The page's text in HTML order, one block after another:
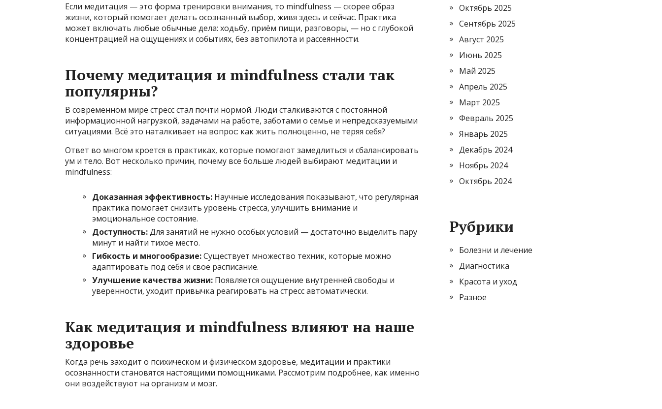
Если медитация — это форма тренировки внимания, то mindfulness — скорее образ
жизни, который помогает делать осознанный выбор, живя здесь и сейчас. Практика
может включать любые обычные дела: ходьбу, приём пищи, разговоры, — но с глубокой
концентрацией на ощущениях и событиях, без автопилота и рассеянности.
Почему медитация и mindfulness стали так
популярны?
В современном мире стресс стал почти нормой. Люди сталкиваются с постоянной
информационной нагрузкой, задачами на работе, заботами о семье и непредсказуемыми
ситуациями. Всё это наталкивает на вопрос: как жить полноценно, не теряя себя?
Ответ во многом кроется в практиках, которые помогают замедлиться и сбалансировать
ум и тело. Вот несколько причин, почему все больше людей выбирают медитации и
mindfulness:
Доказанная эффективность: Научные исследования показывают, что регулярная
практика помогает снизить уровень стресса, улучшить внимание и
эмоциональное состояние.
Доступность:Для занятий не нужно особых условий — достаточно выделить пару
минут и найти тихое место.
Гибкость и многообразие:Существует множество техник, которые можно
адаптировать под себя и свое расписание.
Улучшение качества жизни: Появляется ощущение внутренней свободы и
уверенности, уходит привычка реагировать на стресс автоматически.
Как медитация и mindfulness влияют на наше
здоровье
Когда речь заходит о психическом и физическом здоровье, медитации и практики
осознанности становятся настоящими помощниками. Рассмотрим подробнее, как именно
они воздействуют на организм и мозг.
Октябрь 2025
Сентябрь 2025
Август 2025
Июнь 2025
Май 2025
Апрель 2025
Март 2025
Февраль 2025
Январь 2025
Декабрь 2024
Ноябрь 2024
Октябрь 2024
Рубрики
Болезни и лечение
Диагностика
Красота и уход
Разное